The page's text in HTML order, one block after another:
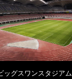
ッグスワンスタジアム